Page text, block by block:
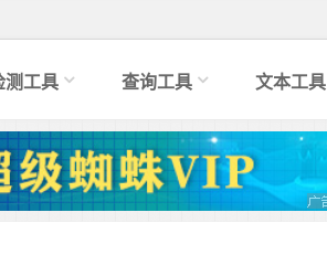
测工具 查询工具 文本工具